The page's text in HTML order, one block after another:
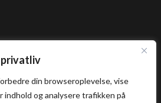
din browseroplevelse, vise
indhold og analysere trafikken på